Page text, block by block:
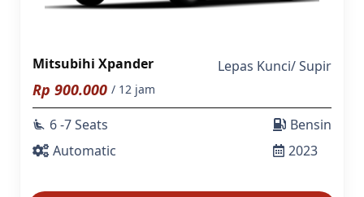
Mitsubihi Xpander Lepas Kunci/Supir
Rp 900.000 / 12 jam
airline_seat_recline_extra 6 -7 Seats
Automatic
Bensin
2023